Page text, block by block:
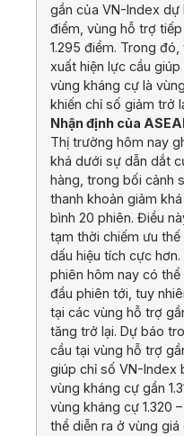
gần của VN-Index dự
điểm, vùng hỗ trợ
1.295 điểm. Trong
xuất hiện lực cầu
vùng kháng cự là
khiến chỉ số giảm trở
Nhận định của
Thị trường hôm nay
khá dưới sự dẫn dắt
hàng, trong bối cảnh
thanh khoản giảm
bình 20 phiên. Điều
tạm thời chiếm ưu
dấu hiệu tích cực
phiên hôm nay có
đầu phiên tới, tuy
tại các vùng hỗ trợ
tăng trở lại. Dự báo
cầu tại vùng hỗ trợ
giúp chỉ số VN-Index
vùng kháng cự gần
vùng kháng cự 1.320
thể diễn ra ở vùng